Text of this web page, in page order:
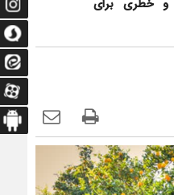
و خطری برای